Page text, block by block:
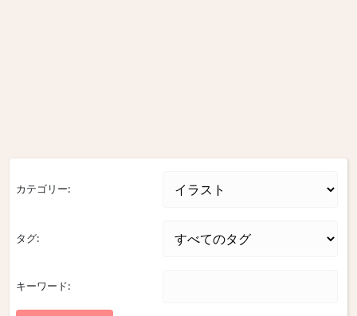
カテゴリー:
タグ:
キーワード: